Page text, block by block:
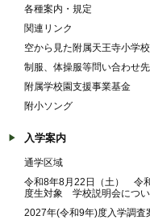
各種案内・規定
関連リンク
空から見た附属天王寺小学校
制服、体操服等問い合わせ先
附属学校園支援事業基金
附小ソング
入学案内
通学区域
令和8年8月22日（土） 令
度生対象 学校説明会につ
2027年(令和9年)度入学調査